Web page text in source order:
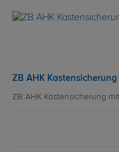
ZB AHK
ZB AHK Kastensicherung